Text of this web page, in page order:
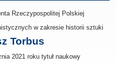
Rzeczypospolitej Polskiej
w zakresie historii sztuki
Torbus
2021 roku tytuł naukowy